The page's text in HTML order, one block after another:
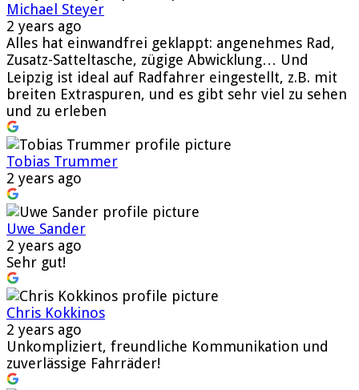
Michael Steyer
2 years ago
Alles hat einwandfrei geklappt: angenehmes Rad,
Zusatz-Satteltasche, zügige Abwicklung… Und
Leipzig ist ideal auf Radfahrer eingestellt, z.B. mit
breiten Extraspuren, und es gibt sehr viel zu sehen
und zu erleben
Tobias Trummer
2 years ago
Uwe Sander
2 years ago
Sehr gut!
Chris Kokkinos
2 years ago
Unkompliziert, freundliche Kommunikation und
zuverlässige Fahrräder!